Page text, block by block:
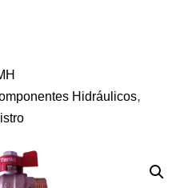
Hidráulicos,